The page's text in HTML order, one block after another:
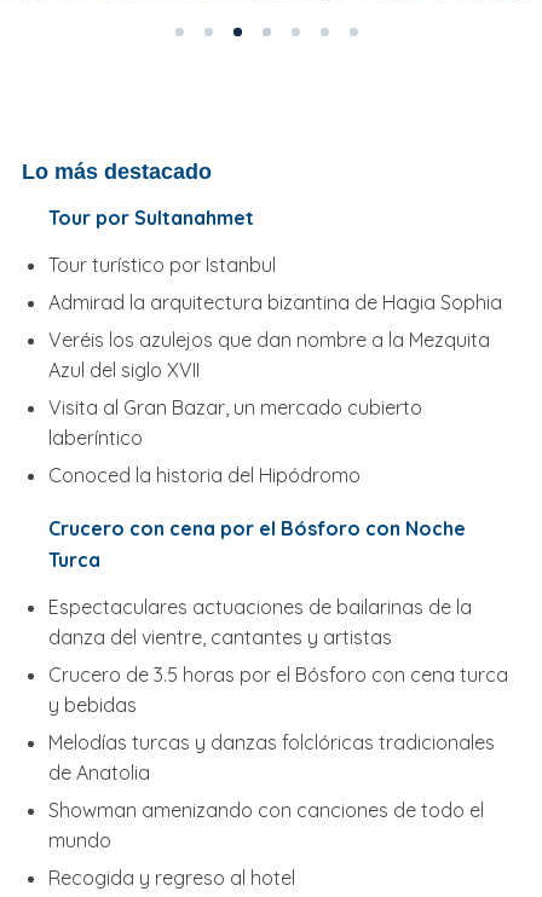
Lo más destacado
Tour por Sultanahmet
Tour turístico por Istanbul
Admirad la arquitectura bizantina de Hagia Sophia
Veréis los azulejos que dan nombre a la Mezquita
Azul del siglo XVII
Visita al Gran Bazar, un mercado cubierto
laberíntico
Conoced la historia del Hipódromo
Crucero con cena por el Bósforo con Noche
Turca
Espectaculares actuaciones de bailarinas de la
danza del vientre, cantantes y artistas
Crucero de 3.5 horas por el Bósforo con cena turca
y bebidas
Melodías turcas y danzas folclóricas tradicionales
de Anatolia
Showman amenizando con canciones de todo el
mundo
Recogida y regreso al hotel